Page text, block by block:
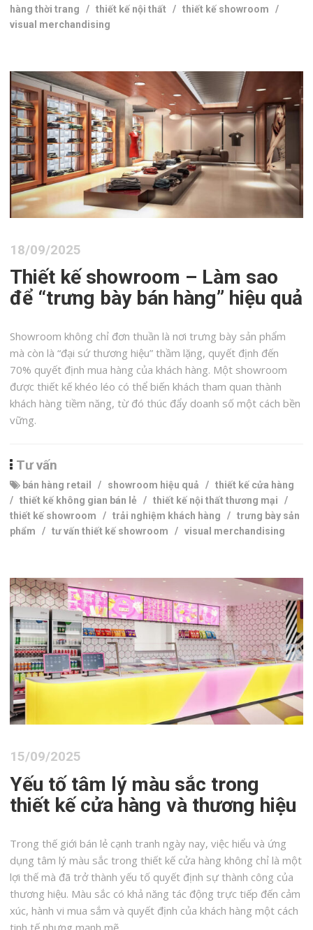
hàng thời trang /thiết kế nội thất /thiết kế showroom /
visual merchandising
18/09/2025
Thiết kế showroom – Làm sao
để “trưng bày bán hàng” hiệu quả
Showroom không chỉ đơn thuần là nơi trưng bày sản phẩm
mà còn là “đại sứ thương hiệu” thầm lặng, quyết định đến
70% quyết định mua hàng của khách hàng. Một showroom
được thiết kế khéo léo có thể biến khách tham quan thành
khách hàng tiềm năng, từ đó thúc đẩy doanh số một cách bền
vững.
Tư vấn
bán hàng retail / showroom hiệu quả /thiết kế cửa hàng
/thiết kế không gian bán lẻ /thiết kế nội thất thương mại /
thiết kế showroom /trải nghiệm khách hàng /trưng bày sản
phẩm /tư vấn thiết kế showroom /visual merchandising
15/09/2025
Yếu tố tâm lý màu sắc trong
thiết kế cửa hàng và thương hiệu
Trong thế giới bán lẻ cạnh tranh ngày nay, việc hiểu và ứng
dụng tâm lý màu sắc trong thiết kế cửa hàng không chỉ là một
lợi thế mà đã trở thành yếu tố quyết định sự thành công của
thương hiệu. Màu sắc có khả năng tác động trực tiếp đến cảm
xúc, hành vi mua sắm và quyết định của khách hàng một cách
tinh tế nhưng mạnh mẽ.